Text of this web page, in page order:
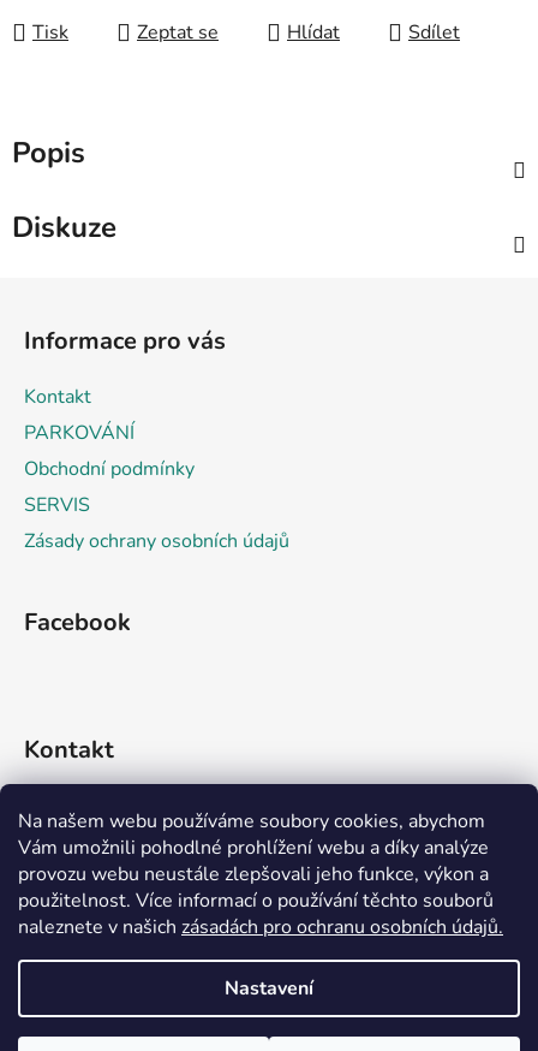
Na našem webu používáme soubory cookies, abychom
Vám umožnili pohodlné prohlížení webu a díky analýze
provozu webu neustále zlepšovali jeho funkce, výkon a
použitelnost. Více informací o používání těchto souborů
naleznete v našich zásadách pro ochranu osobních údajů.
Nastavení
Tisk Zeptat se Hlídat Sdílet
Popis
Diskuze
Informace pro vás
Kontakt
PARKOVÁNÍ
Obchodní podmínky
SERVIS
Zásady ochrany osobních údajů
Facebook
Kontakt
info@rideko.cz
+420 721 360 992
Vytvořil Shoptet